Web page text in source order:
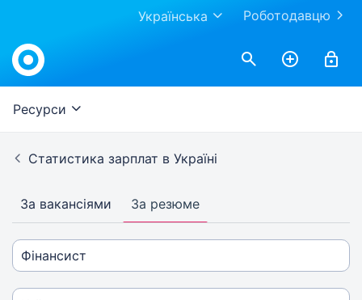
Роботодавцю
Українська
Ресурси
Статистика зарплат в Україні
За вакансіями За резюме